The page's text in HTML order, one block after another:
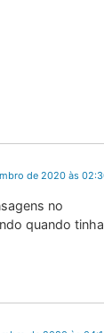
de 2020 às
no
quando tinha